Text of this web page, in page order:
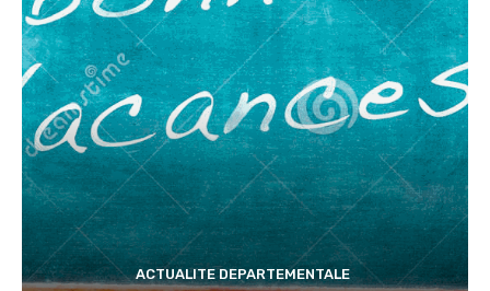
ACTUALITE DEPARTEMENTALE